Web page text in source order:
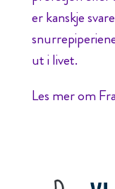
er kanskje
ut i livet.
Les mer om